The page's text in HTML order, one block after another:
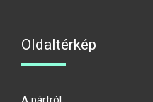
Oldaltérkép